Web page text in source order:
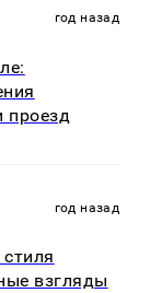
год назад
год назад
взгляды